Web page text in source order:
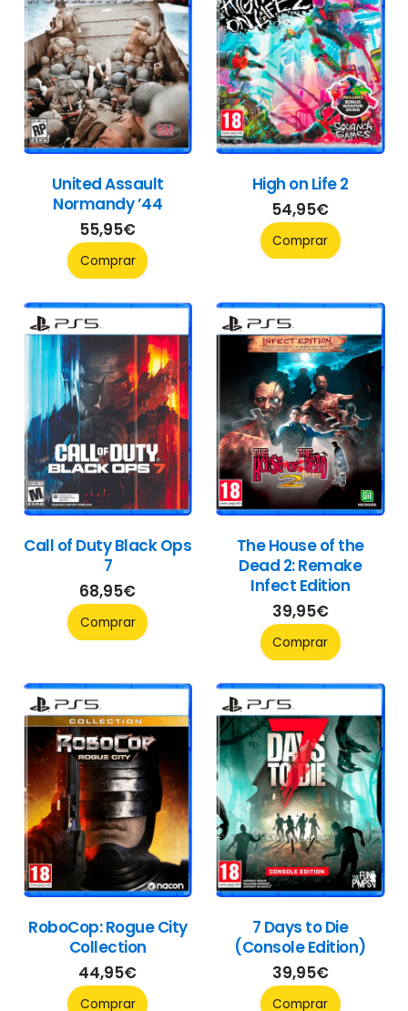
United Assault
Normandy ’44
55,95€
Comprar
High on Life 2
54,95€
Comprar
Call of Duty Black Ops
7
68,95€
Comprar
The House of the
Dead 2: Remake
Infect Edition
39,95€
Comprar
RoboCop: Rogue City
Collection
44,95€
Comprar
7 Days to Die
(Console Edition)
39,95€
Comprar